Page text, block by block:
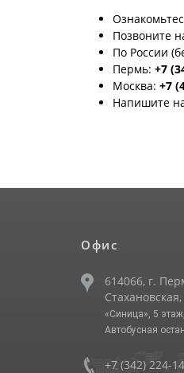
Позвоните
По России
Пермь: +7
Москва: +7
Напишите
Офис
614066, г.
«Синица», 5
Автобусная
+7 (342) 224-